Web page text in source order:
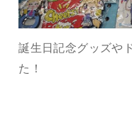
誕生日記念グッズや
た！